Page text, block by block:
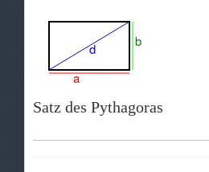
a
b
d
Satz des Pythagoras